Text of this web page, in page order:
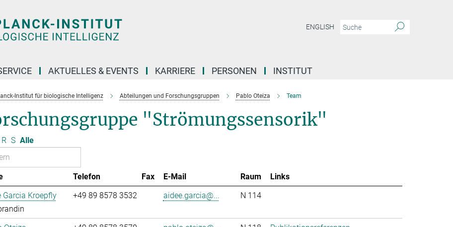
ENGLISH
AKTUELLES & EVENTS KARRIERE PERSONEN INSTITUT
Institut für biologische Intelligenz Abteilungen und Forschungsgruppen Pablo Oteiza Team
"Strömungssensorik"
R S Alle
Telefon Fax E-Mail Raum
Links
Garcia Kroepfly
+49 89 8578 3532 aidee.garcia@... N 114